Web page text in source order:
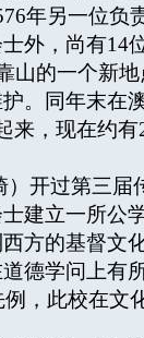
年另一位负
外，尚有14
的一个新地
。同年末在
来，现在约
开过第三
建立一所公
方的基督文
德学问上有
，此校在文